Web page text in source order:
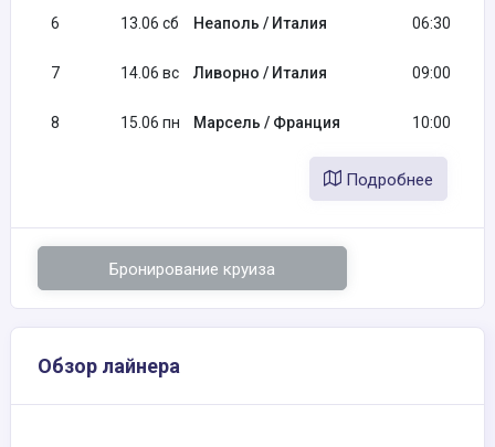
6 13.06 сб Неаполь / Италия 06:30
7 14.06 вс Ливорно / Италия 09:00
8 15.06 пн Марсель / Франция 10:00
Подробнее
Бронирование круиза
Обзор лайнера